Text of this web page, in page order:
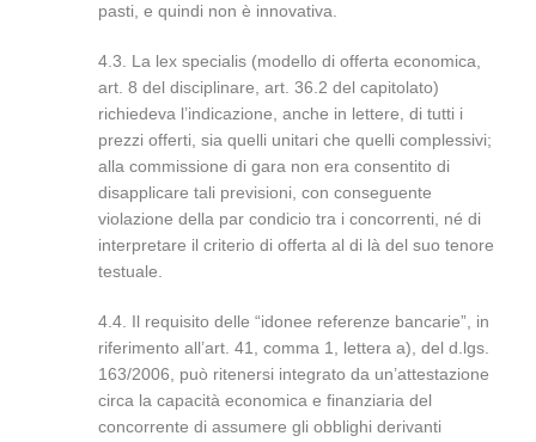
pasti, e quindi non è innovativa.
4.3. La lex specialis (modello di offerta economica,
art. 8 del disciplinare, art. 36.2 del capitolato)
richiedeva l’indicazione, anche in lettere, di tutti i
prezzi offerti, sia quelli unitari che quelli complessivi;
alla commissione di gara non era consentito di
disapplicare tali previsioni, con conseguente
violazione della par condicio tra i concorrenti, né di
interpretare il criterio di offerta al di là del suo tenore
testuale.
4.4. Il requisito delle “idonee referenze bancarie”, in
riferimento all’art. 41, comma 1, lettera a), del d.lgs.
163/2006, può ritenersi integrato da un’attestazione
circa la capacità economica e finanziaria del
concorrente di assumere gli obblighi derivanti